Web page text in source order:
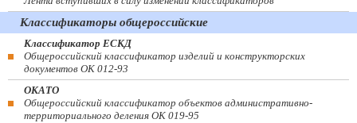
Классификаторы общероссийские
Классификатор ЕСКД
Общероссийский классификатор изделий и конструкторских
документов ОК 012-93
ОКАТО
Общероссийский классификатор объектов административно-
территориального деления ОК 019-95